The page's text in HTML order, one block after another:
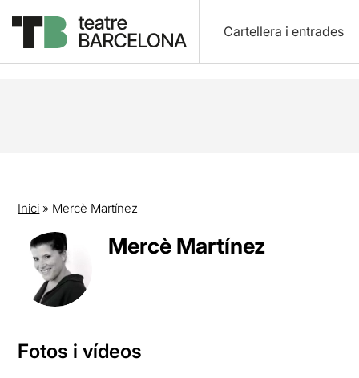
Cartellera i entrades
Inici » Mercè Martínez
Mercè Martínez
Fotos i vídeos